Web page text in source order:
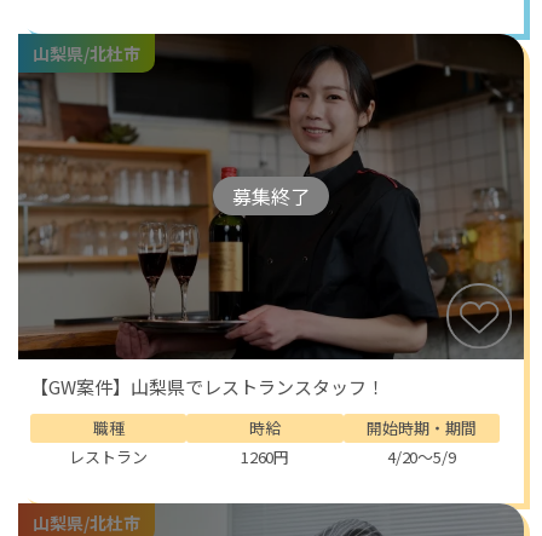
募集終了
山梨県/北杜市
【GW案件】山梨県でレストランスタッフ！
職種
レストラン
時給
1260円
開始時期・期間
4/20～5/9
山梨県/北杜市